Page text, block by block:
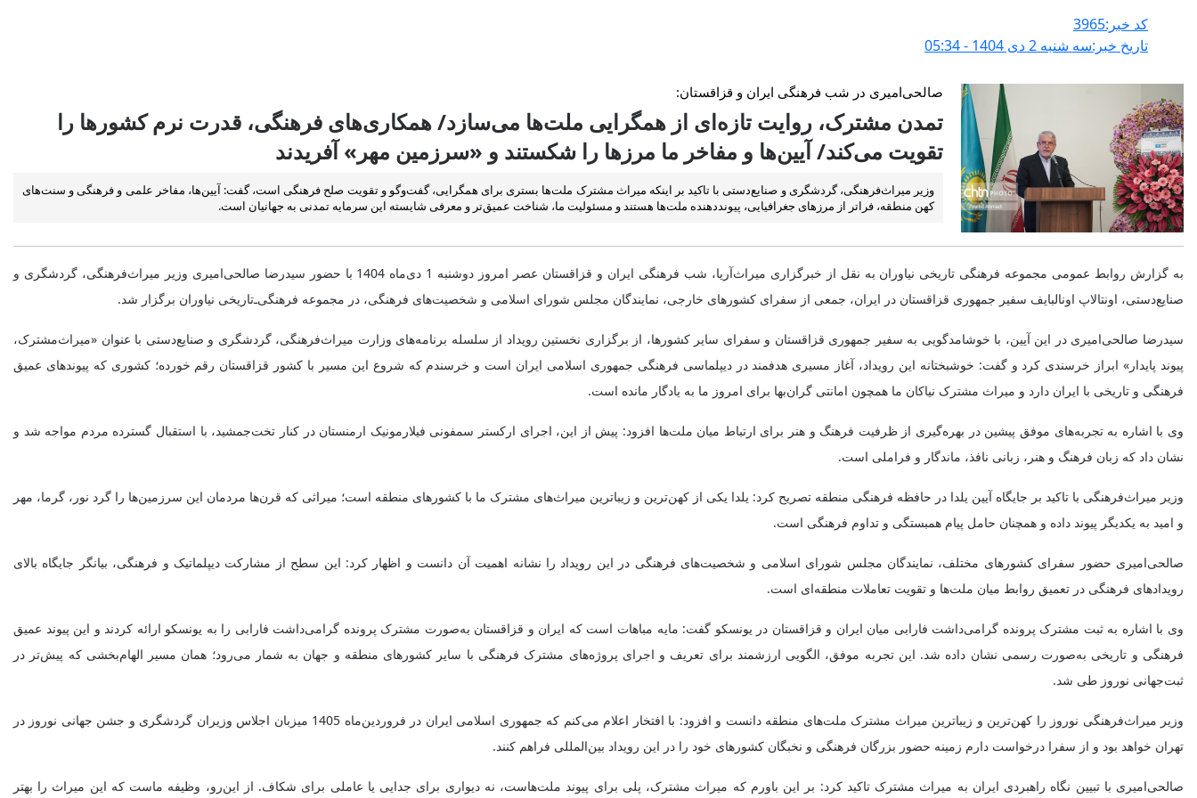
کد خبر:3965
تاریخ خبر:سه شنبه 2 دی 1404 - 05:34
صالحی‌امیری در شب فرهنگی ایران و قزاقستان:
تمدن مشترک، روایت تازه‌ای از همگرایی ملت‌ها می‌سازد/ همکاری‌های فرهنگی، قدرت نرم کشورها را
تقویت می‌کند/ آیین‌ها و مفاخر ما مرزها را شکستند و «سرزمین مهر» آفریدند
وزیر میراث‌فرهنگی، گردشگری و صنایع‌دستی با تاکید بر اینکه میراث مشترک ملت‌ها بستری برای همگرایی، گفت‌وگو و تقویت صلح فرهنگی است، گفت: آیین‌ها، مفاخر علمی و فرهنگی و سنت‌های
کهن منطقه، فراتر از مرزهای جغرافیایی، پیونددهنده ملت‌ها هستند و مسئولیت ما، شناخت عمیق‌تر و معرفی شایسته این سرمایه تمدنی به جهانیان است.
به گزارش روابط عمومی مجموعه فرهنگی تاریخی نیاوران به نقل از خبرگزاری میراث‌آریا، شب فرهنگی ایران و قزاقستان عصر امروز دوشنبه 1 دی‌ماه 1404 با حضور سیدرضا صالحی‌امیری وزیر میراث‌فرهنگی، گردشگری و
صنایع‌دستی، اونتالاپ اونالبایف سفیر جمهوری قزاقستان در ایران، جمعی از سفرای کشورهای خارجی، نمایندگان مجلس شورای اسلامی و شخصیت‌های فرهنگی، در مجموعه فرهنگی‌ـ‌تاریخی نیاوران برگزار شد.
سیدرضا صالحی‌امیری در این آیین، با خوشامدگویی به سفیر جمهوری قزاقستان و سفرای سایر کشورها، از برگزاری نخستین رویداد از سلسله برنامه‌های وزارت میراث‌فرهنگی، گردشگری و صنایع‌دستی با عنوان «میراث‌مشترک،
پیوند پایدار» ابراز خرسندی کرد و گفت: خوشبختانه این رویداد، آغاز مسیری هدفمند در دیپلماسی فرهنگی جمهوری اسلامی ایران است و خرسندم که شروع این مسیر با کشور قزاقستان رقم خورده؛ کشوری که پیوندهای عمیق
فرهنگی و تاریخی با ایران دارد و میراث مشترک نیاکان ما همچون امانتی گران‌بها برای امروز ما به یادگار مانده است.
وی با اشاره به تجربه‌های موفق پیشین در بهره‌گیری از ظرفیت فرهنگ و هنر برای ارتباط میان ملت‌ها افزود: پیش از این، اجرای ارکستر سمفونی فیلارمونیک ارمنستان در کنار تخت‌جمشید، با استقبال گسترده مردم مواجه شد و
نشان داد که زبان فرهنگ و هنر، زبانی نافذ، ماندگار و فراملی است.
وزیر میراث‌فرهنگی با تاکید بر جایگاه آیین یلدا در حافظه فرهنگی منطقه تصریح کرد: یلدا یکی از کهن‌ترین و زیباترین میراث‌های مشترک ما با کشورهای منطقه است؛ میراثی که قرن‌ها مردمان این سرزمین‌ها را گرد نور، گرما، مهر
و امید به یکدیگر پیوند داده و همچنان حامل پیام همبستگی و تداوم فرهنگی است.
صالحی‌امیری حضور سفرای کشورهای مختلف، نمایندگان مجلس شورای اسلامی و شخصیت‌های فرهنگی در این رویداد را نشانه اهمیت آن دانست و اظهار کرد: این سطح از مشارکت دیپلماتیک و فرهنگی، بیانگر جایگاه بالای
رویدادهای فرهنگی در تعمیق روابط میان ملت‌ها و تقویت تعاملات منطقه‌ای است.
وی با اشاره به ثبت مشترک پرونده گرامی‌داشت فارابی میان ایران و قزاقستان در یونسکو گفت: مایه مباهات است که ایران و قزاقستان به‌صورت مشترک پرونده گرامی‌داشت فارابی را به یونسکو ارائه کردند و این پیوند عمیق
فرهنگی و تاریخی به‌صورت رسمی نشان داده شد. این تجربه موفق، الگویی ارزشمند برای تعریف و اجرای پروژه‌های مشترک فرهنگی با سایر کشورهای منطقه و جهان به شمار می‌رود؛ همان مسیر الهام‌بخشی که پیش‌تر در
ثبت‌جهانی نوروز طی شد.
وزیر میراث‌فرهنگی نوروز را کهن‌ترین و زیباترین میراث مشترک ملت‌های منطقه دانست و افزود: با افتخار اعلام می‌کنم که جمهوری اسلامی ایران در فروردین‌ماه 1405 میزبان اجلاس وزیران گردشگری و جشن جهانی نوروز در
تهران خواهد بود و از سفرا درخواست دارم زمینه حضور بزرگان فرهنگی و نخبگان کشورهای خود را در این رویداد بین‌المللی فراهم کنند.
صالحی‌امیری با تبیین نگاه راهبردی ایران به میراث مشترک تاکید کرد: بر این باورم که میراث مشترک، پلی برای پیوند ملت‌هاست، نه دیواری برای جدایی یا عاملی برای شکاف. از این‌رو، وظیفه ماست که این میراث را بهتر